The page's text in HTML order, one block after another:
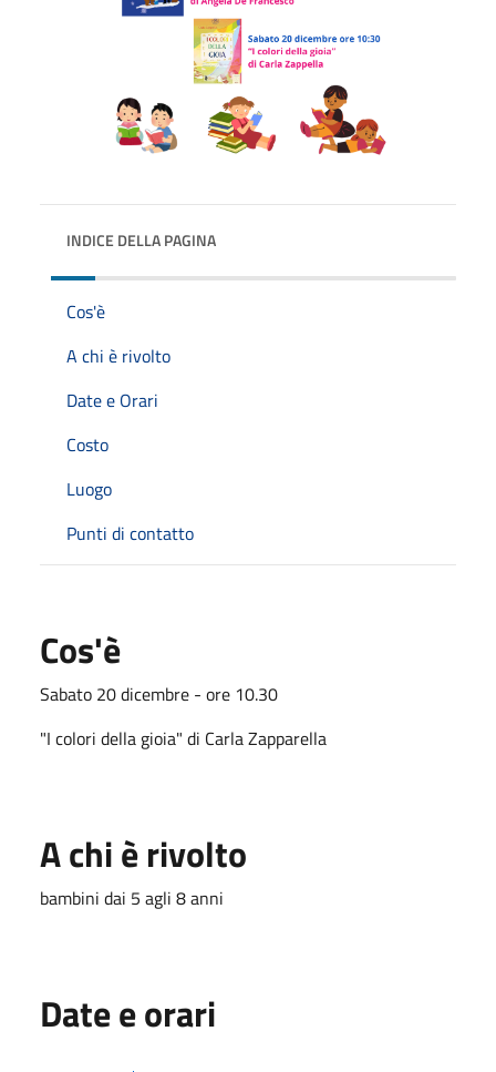
INDICE DELLA PAGINA
Cos'è
A chi è rivolto
Date e Orari
Costo
Luogo
Punti di contatto
Cos'è
Sabato 20 dicembre - ore 10.30
"I colori della gioia" di Carla Zapparella
A chi è rivolto
bambini dai 5 agli 8 anni
Date e orari